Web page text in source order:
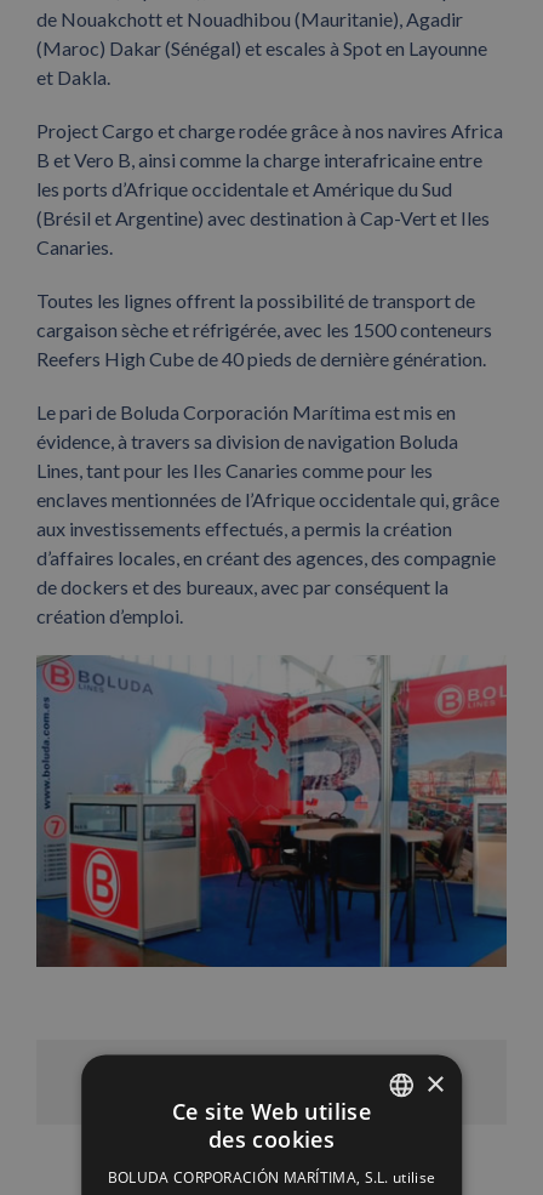
de Nouakchott et Nouadhibou (Mauritanie), Agadir
(Maroc) Dakar (Sénégal) et escales à Spot en Layounne
et Dakla.
Project Cargo et charge rodée grâce à nos navires Africa
B et Vero B, ainsi comme la charge interafricaine entre
les ports d’Afrique occidentale et Amérique du Sud
(Brésil et Argentine) avec destination à Cap-Vert et Iles
Canaries.
Toutes les lignes offrent la possibilité de transport de
cargaison sèche et réfrigérée, avec les 1500 conteneurs
Reefers High Cube de 40 pieds de dernière génération.
Le pari de Boluda Corporación Marítima est mis en
évidence, à travers sa division de navigation Boluda
Lines, tant pour les Iles Canaries comme pour les
enclaves mentionnées de l’Afrique occidentale qui, grâce
aux investissements effectués, a permis la création
d’affaires locales, en créant des agences, des compagnie
de dockers et des bureaux, avec par conséquent la
création d’emploi.
PinterestEmail
ENGLISH
×
Ce site Web utilise
des cookies
BOLUDA CORPORACIÓN MARÍTIMA, S.L. utilise